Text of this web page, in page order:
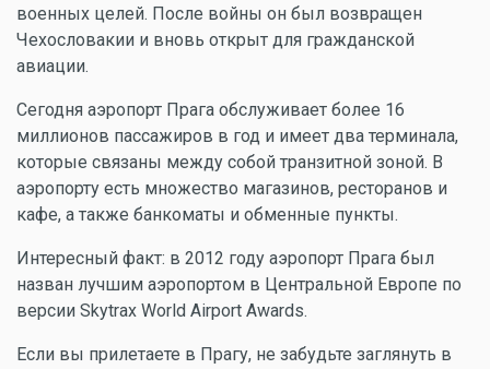
военных целей. После войны он был возвращен
Чехословакии и вновь открыт для гражданской
авиации.
Сегодня аэропорт Прага обслуживает более 16
миллионов пассажиров в год и имеет два терминала,
которые связаны между собой транзитной зоной. В
аэропорту есть множество магазинов, ресторанов и
кафе, а также банкоматы и обменные пункты.
Интересный факт: в 2012 году аэропорт Прага был
назван лучшим аэропортом в Центральной Европе по
версии Skytrax World Airport Awards.
Если вы прилетаете в Прагу, не забудьте заглянуть в